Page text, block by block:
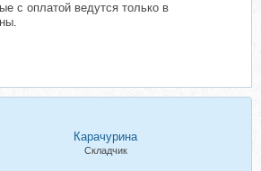
с оплатой ведутся только в
Карачурина
Складчик